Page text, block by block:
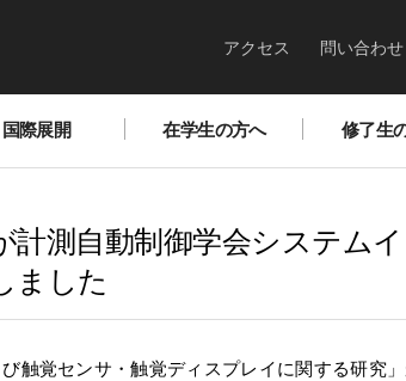
アクセス 問い合わせ
国際展開 在学生の方へ 修了生
計測自動制御学会システム
ました
触覚センサ・触覚ディスプレイに関する研究